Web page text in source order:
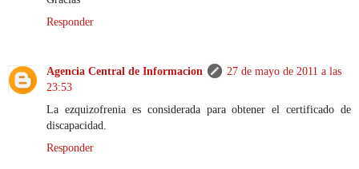
Responder
Agencia Central de Informacion
27 de mayo de 2011 a las
23:53
La ezquizofrenia es considerada para obtener el certificado de
discapacidad.
Responder